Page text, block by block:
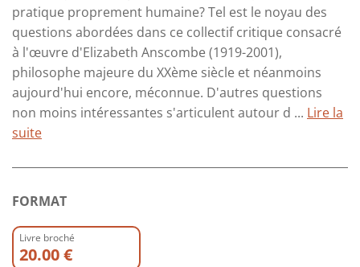
pratique proprement humaine? Tel est le noyau des
questions abordées dans ce collectif critique consacré
à l'œuvre d'Elizabeth Anscombe (1919-2001),
philosophe majeure du XXème siècle et néanmoins
aujourd'hui encore, méconnue. D'autres questions
non moins intéressantes s'articulent autour d ... Lire la
suite
FORMAT
Livre broché
20.00 €